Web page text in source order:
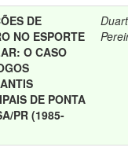
DE
NO ESPORTE
O CASO
DE PONTA
PR (1985-